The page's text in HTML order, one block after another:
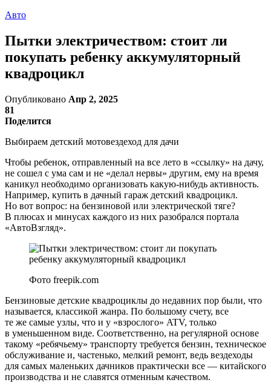
Авто
Пытки электричеством: стоит ли
покупать ребенку аккумуляторный
квадроцикл
Опубликовано Апр 2, 2025
81
Поделится
Выбираем детский мотовездеход для дачи
Чтобы ребенок, отправленный на все лето в «ссылку» на дачу,
не сошел с ума сам и не «делал нервы» другим, ему на время
каникул необходимо организовать какую-нибудь активность.
Например, купить в дачный гараж детский квадроцикл.
Но вот вопрос: на бензиновой или электрической тяге?
В плюсах и минусах каждого из них разобрался портала
«АвтоВзгляд».
Фото freepik.com
Бензиновые детские квадроциклы до недавних пор были, что
называется, классикой жанра. По большому счету, все
те же самые узлы, что и у «взрослого» ATV, только
в уменьшенном виде. Соответственно, на регулярной основе
такому «ребячьему» транспорту требуется бензин, техническое
обслуживание и, частенько, мелкий ремонт, ведь вездеходы
для самых маленьких дачников практически все — китайского
производства и не славятся отменным качеством.